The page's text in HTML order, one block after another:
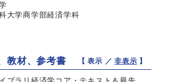
大学商学部経済学科
教材、参考書 【 表示 ／非表示 】